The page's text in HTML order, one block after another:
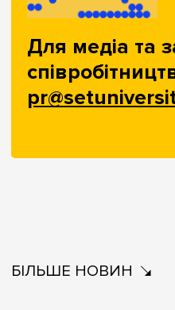
Для медіа та
БІЛЬШЕ НОВИН